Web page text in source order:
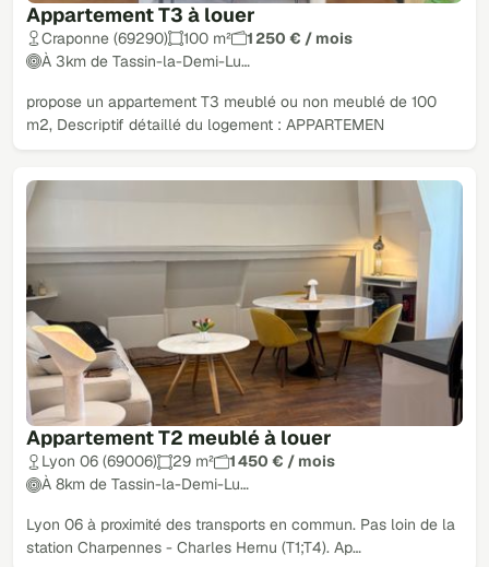
Appartement T3 à louer
Craponne (69290) 100 m²
1 250 € / mois
À 3km de Tassin-la-Demi-Lu…
propose un appartement T3 meublé ou non meublé de 100
m2, Descriptif détaillé du logement : APPARTEMEN
Appartement T2 meublé à louer
Lyon 06 (69006) 29 m²
1 450 € / mois
À 8km de Tassin-la-Demi-Lu…
Lyon 06 à proximité des transports en commun. Pas loin de la
station Charpennes - Charles Hernu (T1;T4). Ap…